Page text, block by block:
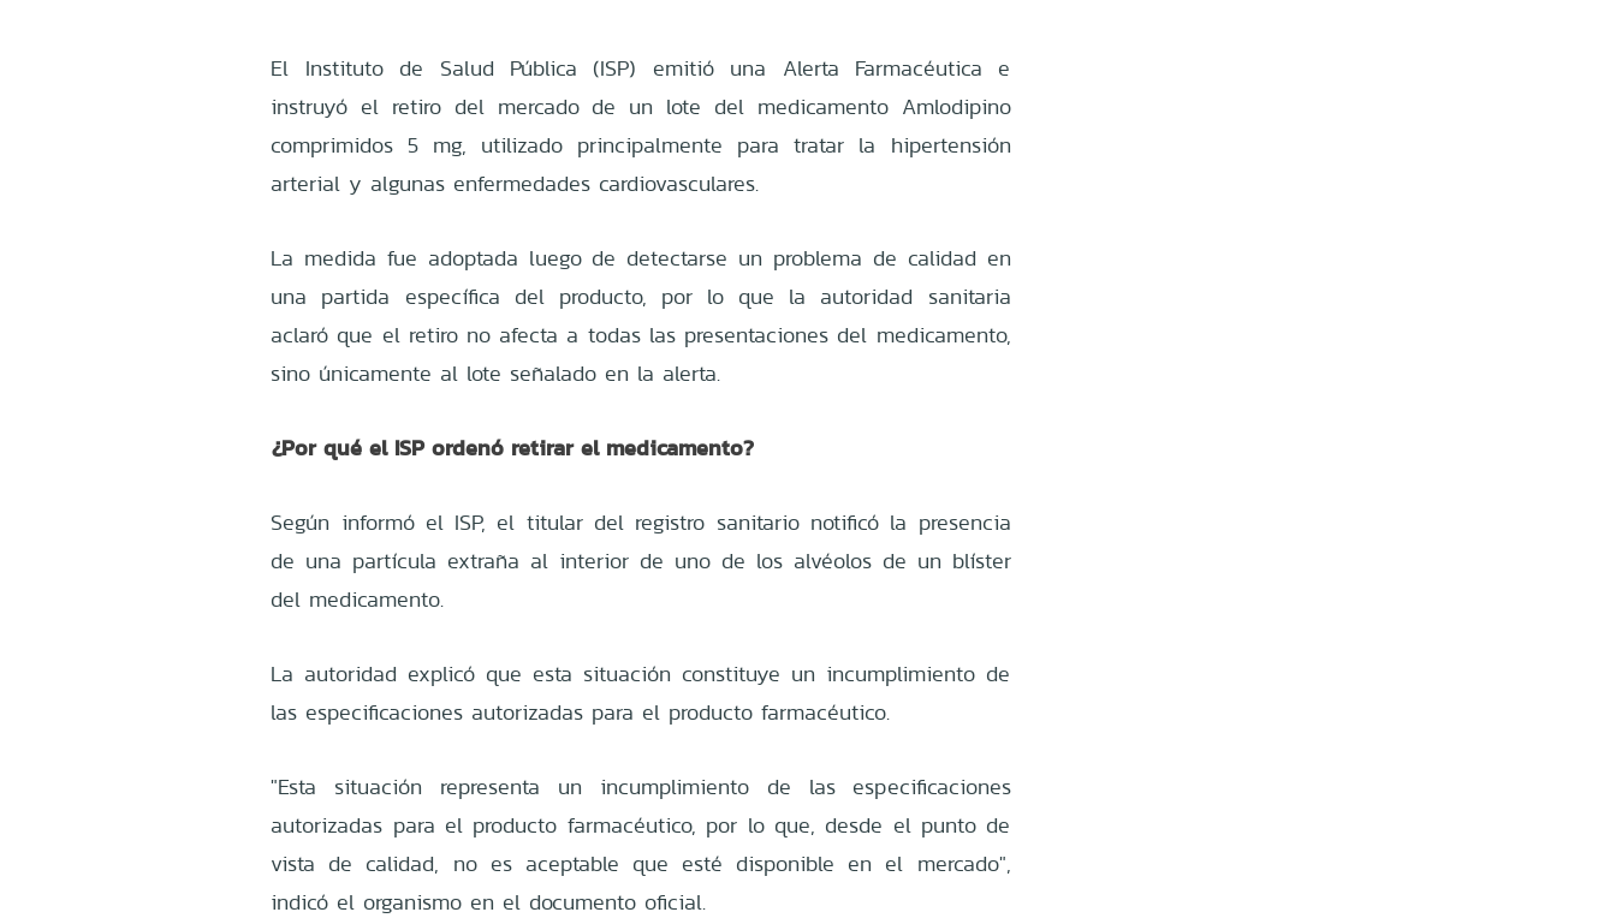
El Instituto de Salud Pública (ISP) emitió una Alerta Farmacéutica e
instruyó el retiro del mercado de un lote del medicamento Amlodipino
comprimidos 5 mg, utilizado principalmente para tratar la hipertensión
arterial y algunas enfermedades cardiovasculares.
La medida fue adoptada luego de detectarse un problema de calidad en
una partida específica del producto, por lo que la autoridad sanitaria
aclaró que el retiro no afecta a todas las presentaciones del medicamento,
sino únicamente al lote señalado en la alerta.
¿Por qué el ISP ordenó retirar el medicamento?
Según informó el ISP, el titular del registro sanitario notificó la presencia
de una partícula extraña al interior de uno de los alvéolos de un blíster
del medicamento.
La autoridad explicó que esta situación constituye un incumplimiento de
las especificaciones autorizadas para el producto farmacéutico.
"Esta situación representa un incumplimiento de las especificaciones
autorizadas para el producto farmacéutico, por lo que, desde el punto de
vista de calidad, no es aceptable que esté disponible en el mercado",
indicó el organismo en el documento oficial.